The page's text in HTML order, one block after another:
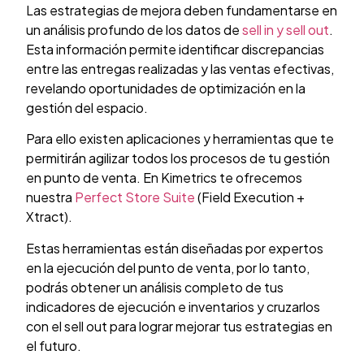
Las estrategias de mejora deben fundamentarse en
un análisis profundo de los datos desell in y sell out.
Esta información permite identificar discrepancias
entre las entregas realizadas y las ventas efectivas,
revelando oportunidades de optimización en la
gestión del espacio.
Para ello existen aplicaciones y herramientas que te
permitirán agilizar todos los procesos de tu gestión
en punto de venta. En Kimetrics te ofrecemos
nuestra Perfect Store Suite(Field Execution +
Xtract).
Estas herramientas están diseñadas por expertos
en la ejecución del punto de venta, por lo tanto,
podrás obtener un análisis completo de tus
indicadores de ejecución e inventarios y cruzarlos
con el sell out para lograr mejorar tus estrategias en
el futuro.